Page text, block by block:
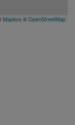
Mapbox ©OpenStreetMap